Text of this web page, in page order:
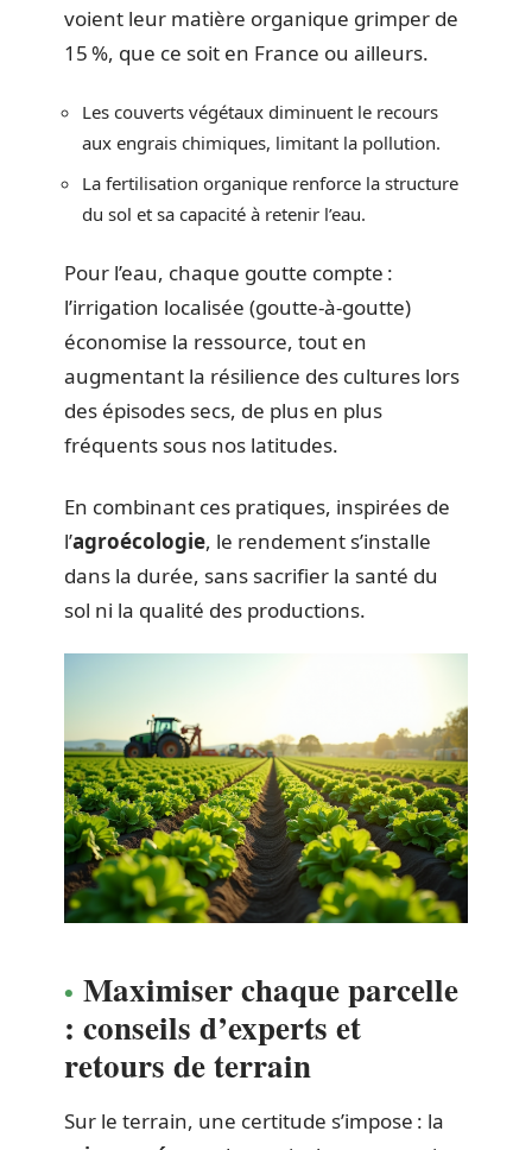
voient leur matière organique grimper de
15 %, que ce soit en France ou ailleurs.
Les couverts végétaux diminuent le recours
aux engrais chimiques, limitant la pollution.
La fertilisation organique renforce la structure
du sol et sa capacité à retenir l’eau.
Pour l’eau, chaque goutte compte :
l’irrigation localisée (goutte-à-goutte)
économise la ressource, tout en
augmentant la résilience des cultures lors
des épisodes secs, de plus en plus
fréquents sous nos latitudes.
En combinant ces pratiques, inspirées de
l’agroécologie, le rendement s’installe
dans la durée, sans sacrifier la santé du
sol ni la qualité des productions.
Maximiser chaque parcelle
: conseils d’experts et
retours de terrain
Sur le terrain, une certitude s’impose : la